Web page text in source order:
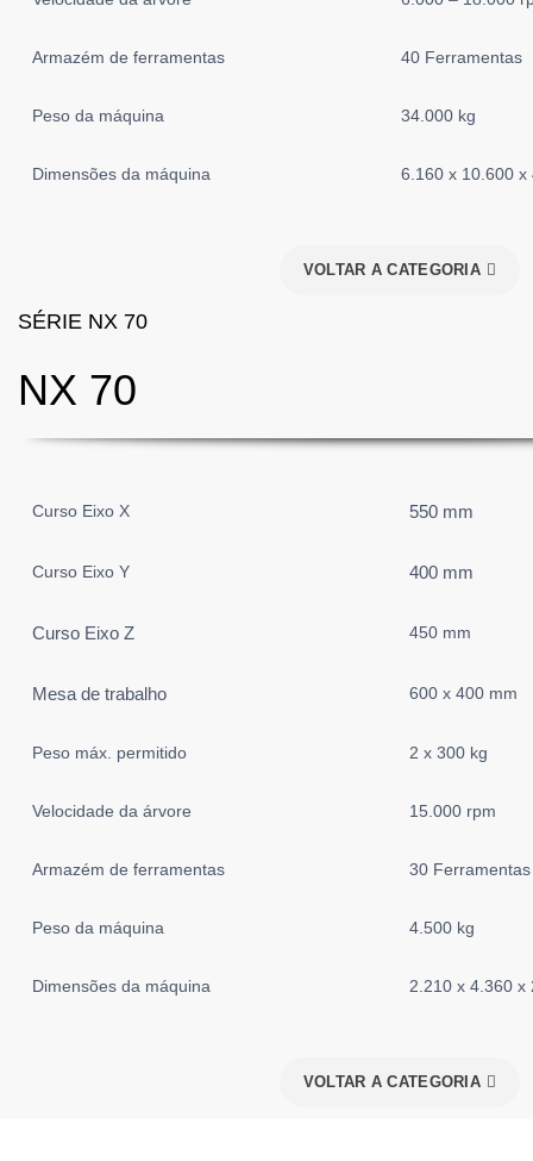
Armazém de ferramentas 40 Ferramentas
Peso da máquina 34.000 kg
Dimensões da máquina 6.160 x 10.600 x
VOLTAR A CATEGORIA
SÉRIE NX 70
NX 70
Curso Eixo X 550 mm
Curso Eixo Y 400 mm
Curso Eixo Z 450 mm
Mesa de trabalho 600 x 400 mm
Peso máx. permitido 2 x 300 kg
Velocidade da árvore 15.000 rpm
Armazém de ferramentas 30 Ferramentas
Peso da máquina 4.500 kg
Dimensões da máquina 2.210 x 4.360 x
VOLTAR A CATEGORIA